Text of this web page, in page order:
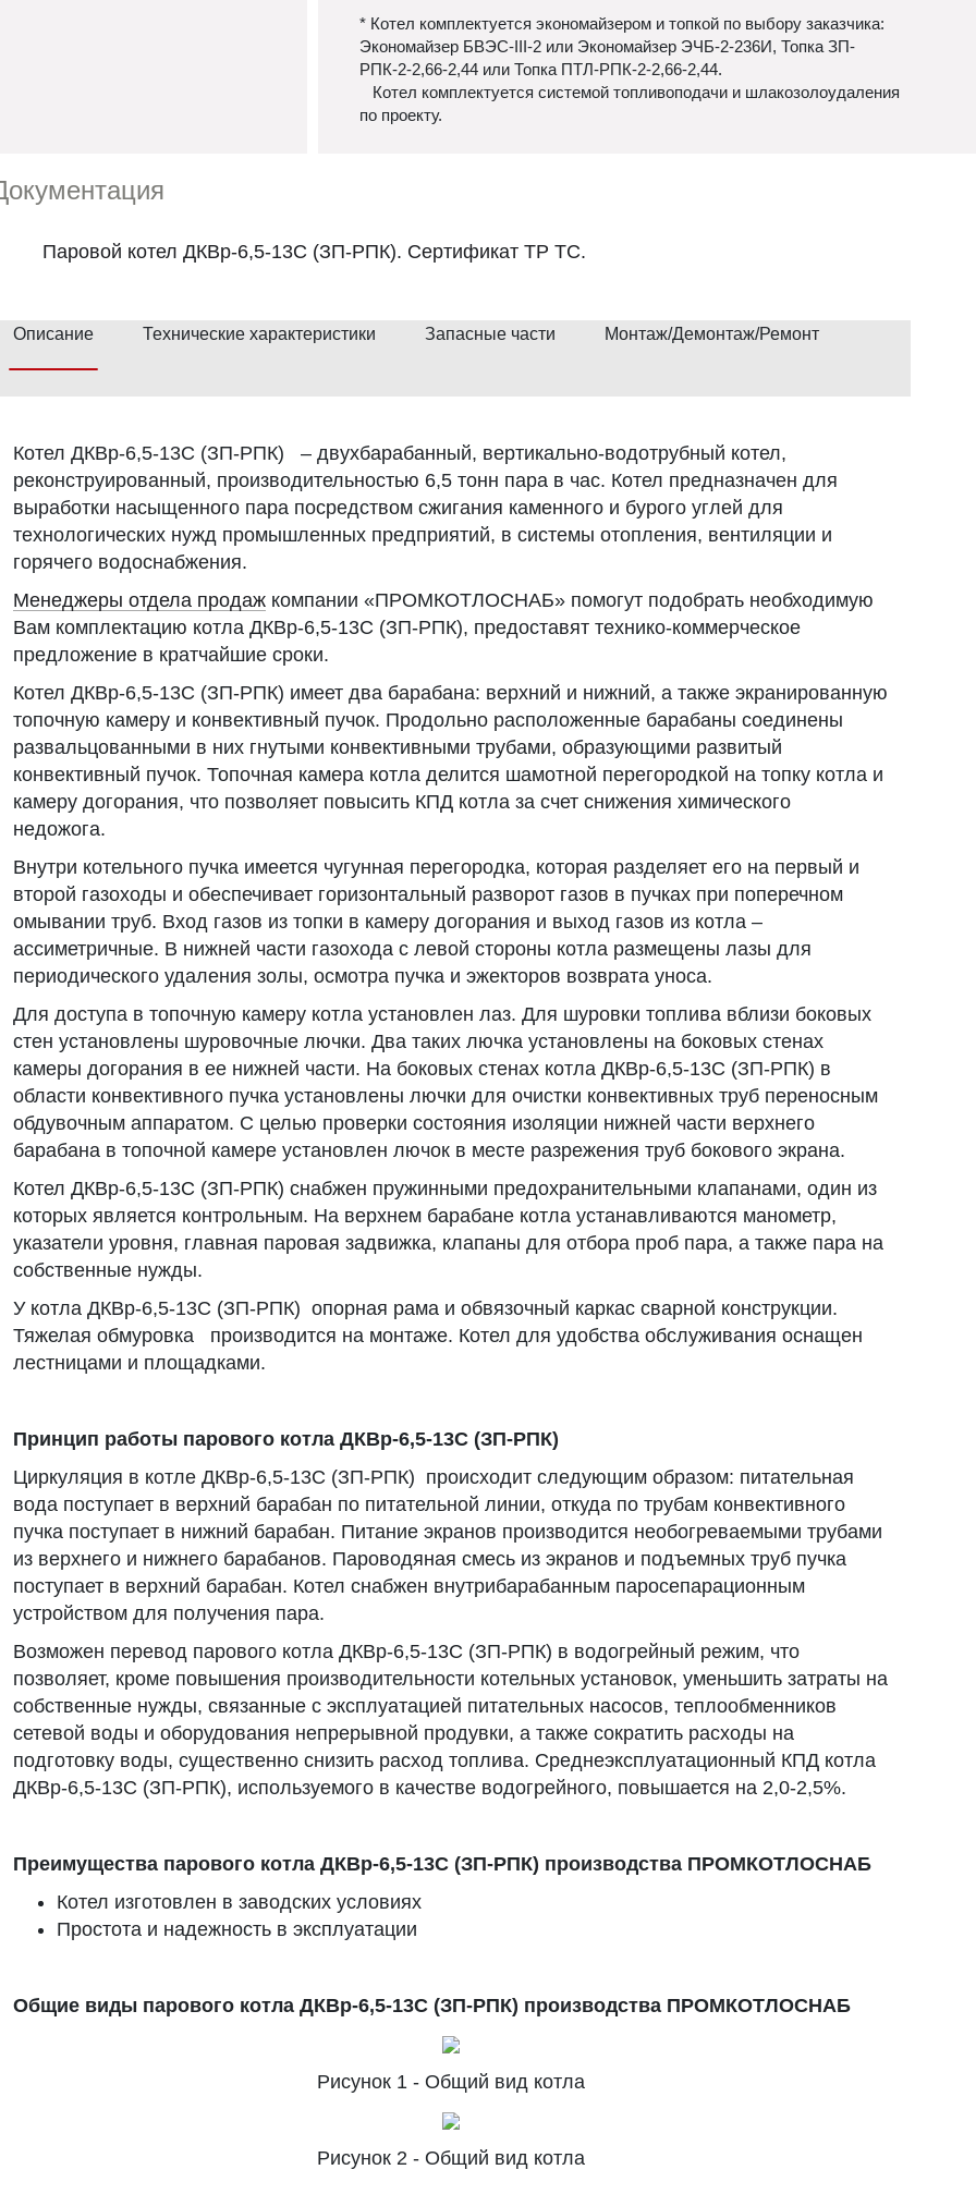
* Котел комплектуется экономайзером и топкой по выбору заказчика:
Экономайзер БВЭС-III-2 или Экономайзер ЭЧБ-2-236И, Топка ЗП-
РПК-2-2,66-2,44 или Топка ПТЛ-РПК-2-2,66-2,44.
Котел комплектуется системой топливоподачи и шлакозолоудаления
по проекту.
Паровой котел ДКВр-6,5-13С (ЗП-РПК). Сертификат ТР ТС.
Описание Технические характеристики Запасные части Монтаж/Демонтаж/Ремонт
Котел ДКВр-6,5-13С (ЗП-РПК) – двухбарабанный, вертикально-водотрубный котел,
реконструированный, производительностью 6,5 тонн пара в час. Котел предназначен для
выработки насыщенного пара посредством сжигания каменного и бурого углей для
технологических нужд промышленных предприятий, в системы отопления, вентиляции и
горячего водоснабжения.
Менеджеры отдела продаж компании «ПРОМКОТЛОСНАБ» помогут подобрать необходимую
Вам комплектацию котла ДКВр-6,5-13С (ЗП-РПК), предоставят технико-коммерческое
предложение в кратчайшие сроки.
Котел ДКВр-6,5-13С (ЗП-РПК) имеет два барабана: верхний и нижний, а также экранированную
топочную камеру и конвективный пучок. Продольно расположенные барабаны соединены
развальцованными в них гнутыми конвективными трубами, образующими развитый
конвективный пучок. Топочная камера котла делится шамотной перегородкой на топку котла и
камеру догорания, что позволяет повысить КПД котла за счет снижения химического
недожога.
Внутри котельного пучка имеется чугунная перегородка, которая разделяет его на первый и
второй газоходы и обеспечивает горизонтальный разворот газов в пучках при поперечном
омывании труб. Вход газов из топки в камеру догорания и выход газов из котла –
ассиметричные. В нижней части газохода с левой стороны котла размещены лазы для
периодического удаления золы, осмотра пучка и эжекторов возврата уноса.
Для доступа в топочную камеру котла установлен лаз. Для шуровки топлива вблизи боковых
стен установлены шуровочные лючки. Два таких лючка установлены на боковых стенах
камеры догорания в ее нижней части. На боковых стенах котла ДКВр-6,5-13С (ЗП-РПК) в
области конвективного пучка установлены лючки для очистки конвективных труб переносным
обдувочным аппаратом. С целью проверки состояния изоляции нижней части верхнего
барабана в топочной камере установлен лючок в месте разрежения труб бокового экрана.
Котел ДКВр-6,5-13С (ЗП-РПК) снабжен пружинными предохранительными клапанами, один из
которых является контрольным. На верхнем барабане котла устанавливаются манометр,
указатели уровня, главная паровая задвижка, клапаны для отбора проб пара, а также пара на
собственные нужды.
У котла ДКВр-6,5-13С (ЗП-РПК) опорная рама и обвязочный каркас сварной конструкции.
Тяжелая обмуровка производится на монтаже. Котел для удобства обслуживания оснащен
лестницами и площадками.
Принцип работы парового котла ДКВр-6,5-13С (ЗП-РПК)
Циркуляция в котле ДКВр-6,5-13С (ЗП-РПК) происходит следующим образом: питательная
вода поступает в верхний барабан по питательной линии, откуда по трубам конвективного
пучка поступает в нижний барабан. Питание экранов производится необогреваемыми трубами
из верхнего и нижнего барабанов. Пароводяная смесь из экранов и подъемных труб пучка
поступает в верхний барабан. Котел снабжен внутрибарабанным паросепарационным
устройством для получения пара.
Возможен перевод парового котла ДКВр-6,5-13С (ЗП-РПК) в водогрейный режим, что
позволяет, кроме повышения производительности котельных установок, уменьшить затраты на
собственные нужды, связанные с эксплуатацией питательных насосов, теплообменников
сетевой воды и оборудования непрерывной продувки, а также сократить расходы на
подготовку воды, существенно снизить расход топлива. Среднеэксплуатационный КПД котла
ДКВр-6,5-13С (ЗП-РПК), используемого в качестве водогрейного, повышается на 2,0-2,5%.
Преимущества парового котла ДКВр-6,5-13С (ЗП-РПК) производства ПРОМКОТЛОСНАБ
Котел изготовлен в заводских условиях
Простота и надежность в эксплуатации
Общие виды парового котла ДКВр-6,5-13С (ЗП-РПК) производства ПРОМКОТЛОСНАБ
Рисунок 1 - Общий вид котла
Рисунок 2 - Общий вид котла